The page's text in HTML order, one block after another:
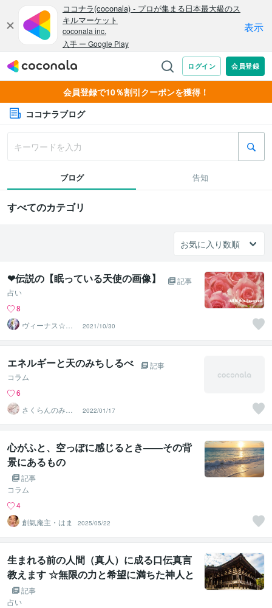
会員登録で10％割引クーポンを獲得！
ココナラブログ
ブログ 告知
すべてのカテゴリ
❤伝説の【眠っている天使の画像】
記事
占い
8
ヴィーナス☆パ
ワー
2021/10/30
エネルギーと天のみちしるべ
記事
コラム
6
さくらんのみこ
と
2022/01/17
心がふと、空っぽに感じるとき——その背
景にあるもの
記事
コラム
4
創氣庵主・はま
2025/05/22
生まれる前の人間（真人）に成る口伝真言
教えます ☆無限の力と希望に満ちた神人と
しての貴方を思い出すマントラ☆
記事
占い